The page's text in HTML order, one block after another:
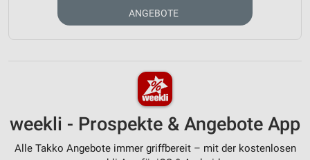
ANGEBOTE
weekli - Prospekte & Angebote App
Alle Takko Angebote immer griffbereit – mit der kostenlosen